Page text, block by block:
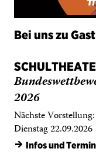
Nächste Vorstellung:
Dienstag 22.09.2026
→ Infos und Termine